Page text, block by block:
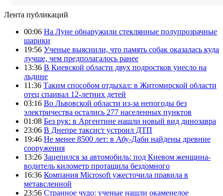
Лента публикаций
00:06 На Луне обнаружили стеклянные полупрозрачные
шарики
19:56 Ученые выяснили, что память собак оказалась куда
лучше, чем предполагалось ранее
13:36 В Киевской области двух подростков унесло на
льдине
11:36 Таким способом отдыхал: в Житомирской области
отец спаивал 12-летних детей
03:16 Во Львовской области из-за непогоды без
электричества остались 277 населенных пунктов
01:08 Без рук: в Аргентине нашли новый вид динозавра
23:06 В Днепре таксист устроил ДТП
19:46 Не менее 8500 лет: в Абу-Даби найдены древние
сооружения
13:26 Зацепился за автомобиль: под Киевом женщина-
водитель километр протащила бездомного
16:36 Компания Microsoft ужесточила правила в
метавсленной
23:56 Странное чудо: ученые нашли окаменелое